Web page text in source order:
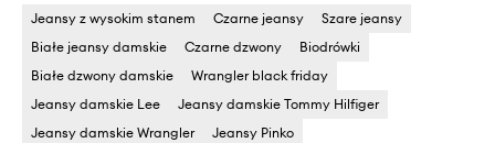
Jeansy z wysokim stanem Czarne jeansy
Szare jeansy
Białe jeansy damskie
Czarne dzwony
Biodrówki
Białe dzwony damskie
Wrangler black friday
Jeansy damskie Lee
Jeansy damskie Tommy Hilfiger
Jeansy damskie Wrangler
Jeansy Pinko